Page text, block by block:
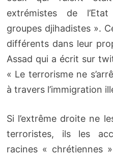
extrémistes de
groupes djihadistes ».
différents dans leur
Assad qui a écrit sur
« Le terrorisme ne
à travers l’immigration
Si l’extrême droite ne
terroristes, ils les
racines « chrétiennes